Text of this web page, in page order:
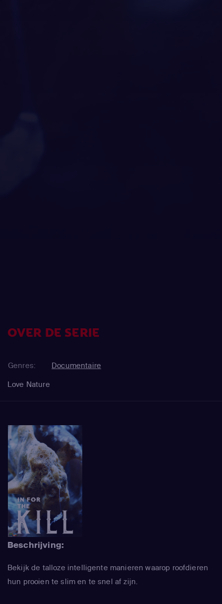
OVER DE SERIE
Genres:
Documentaire
Love Nature
Beschrijving:
Bekijk de talloze intelligente manieren waarop roofdieren
hun prooien te slim en te snel af zijn.